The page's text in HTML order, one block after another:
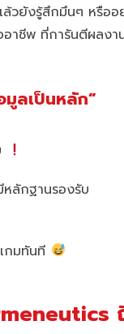
วยังรู้สึกมึนๆ หรืออ
าชีพ ที่การันตีผลงา
ลเป็นหลัก”
ลักฐานรองรับ
กมทันที